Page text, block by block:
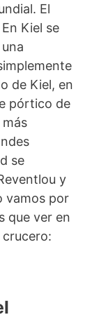
El
Kiel se
de Kiel, en
pórtico de
se
y
vamos por
que ver en
crucero: